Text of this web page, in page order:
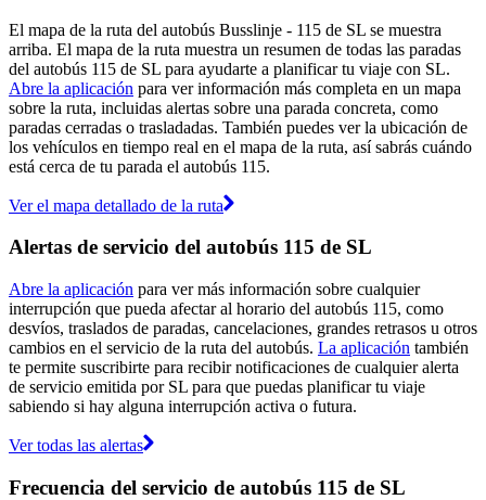
El mapa de la ruta del autobús Busslinje - 115 de SL se muestra
arriba. El mapa de la ruta muestra un resumen de todas las paradas
del autobús 115 de SL para ayudarte a planificar tu viaje con SL.
Abre la aplicación para ver información más completa en un mapa
sobre la ruta, incluidas alertas sobre una parada concreta, como
paradas cerradas o trasladadas. También puedes ver la ubicación de
los vehículos en tiempo real en el mapa de la ruta, así sabrás cuándo
está cerca de tu parada el autobús 115.
Ver el mapa detallado de la ruta
Alertas de servicio del autobús 115 de SL
Abre la aplicación para ver más información sobre cualquier
interrupción que pueda afectar al horario del autobús 115, como
desvíos, traslados de paradas, cancelaciones, grandes retrasos u otros
cambios en el servicio de la ruta del autobús. La aplicación también
te permite suscribirte para recibir notificaciones de cualquier alerta
de servicio emitida por SL para que puedas planificar tu viaje
sabiendo si hay alguna interrupción activa o futura.
Ver todas las alertas
Frecuencia del servicio de autobús 115 de SL